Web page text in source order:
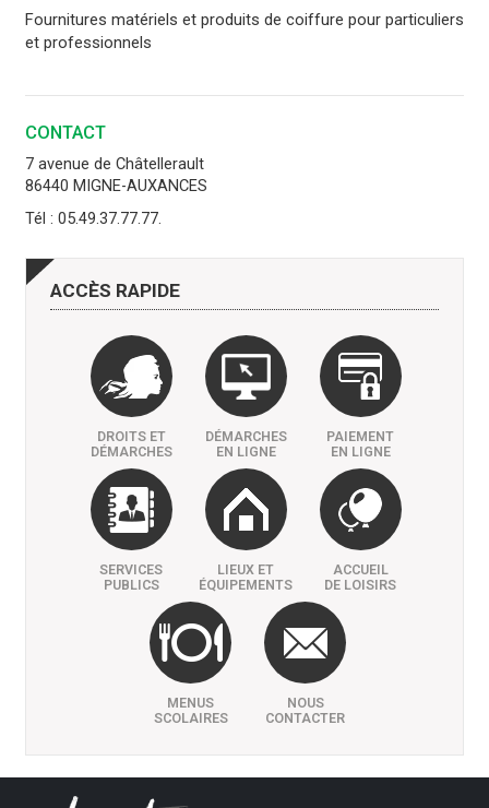
Fournitures matériels et produits de coiffure pour particuliers
et professionnels
CONTACT
7 avenue de Châtellerault
86440 MIGNE-AUXANCES
Tél : 05.49.37.77.77.
ACCÈS RAPIDE
DROITS ET
DÉMARCHES
DÉMARCHES
EN LIGNE
PAIEMENT
EN LIGNE
SERVICES
PUBLICS
LIEUX ET
ÉQUIPEMENTS
ACCUEIL
DE LOISIRS
MENUS
SCOLAIRES
NOUS
CONTACTER